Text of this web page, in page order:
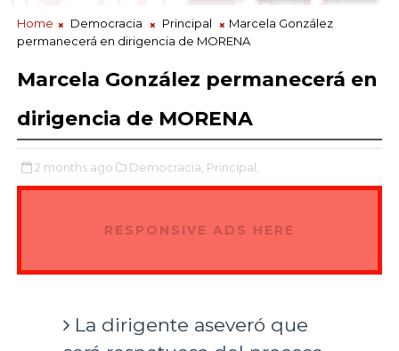
Home Democracia Principal
Marcela González
permanecerá en dirigencia de MORENA
Marcela González permanecerá en
dirigencia de MORENA
2 months ago Democracia, Principal,
RESPONSIVE ADS HERE
La dirigente aseveró que